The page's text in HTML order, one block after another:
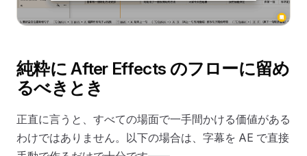
純粋に After Effects のフローに留め
るべきとき
正直に言うと、すべての場面で一手間かける価値がある
わけではありません。以下の場合は、字幕を AE で直接